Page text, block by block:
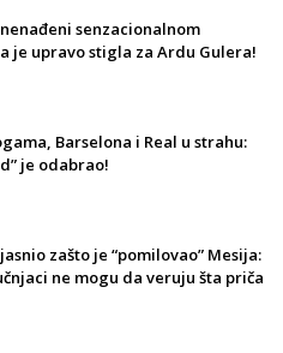
senzacionalnom
je upravo stigla za Ardu Gulera!
Barselona i Real u strahu:
je odabrao!
zašto je “pomilovao” Mesija:
ne mogu da veruju šta priča